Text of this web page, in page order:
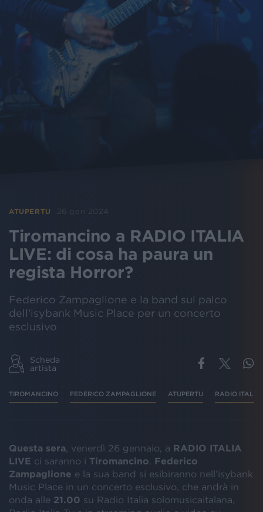
ATUPERTU 26 gen 2024
Tiromancino a RADIO ITALIA
LIVE: di cosa ha paura un
regista Horror?
Federico Zampaglione e la band sul palco
dell’isybank Music Place per un concerto
esclusivo
Scheda
artista
TIROMANCINO FEDERICO ZAMPAGLIONE ATUPERTU RADIO ITALIA
Questa sera , venerdì 26 gennaio, a RADIO ITALIA
LIVE ci saranno i Tiromancino
Federico
Zampaglione e la sua band si esibiranno nell’isybank
Music Place in un concerto esclusivo, che andrà in
onda alle 21.00 su Radio Italia solomusicaitalana,